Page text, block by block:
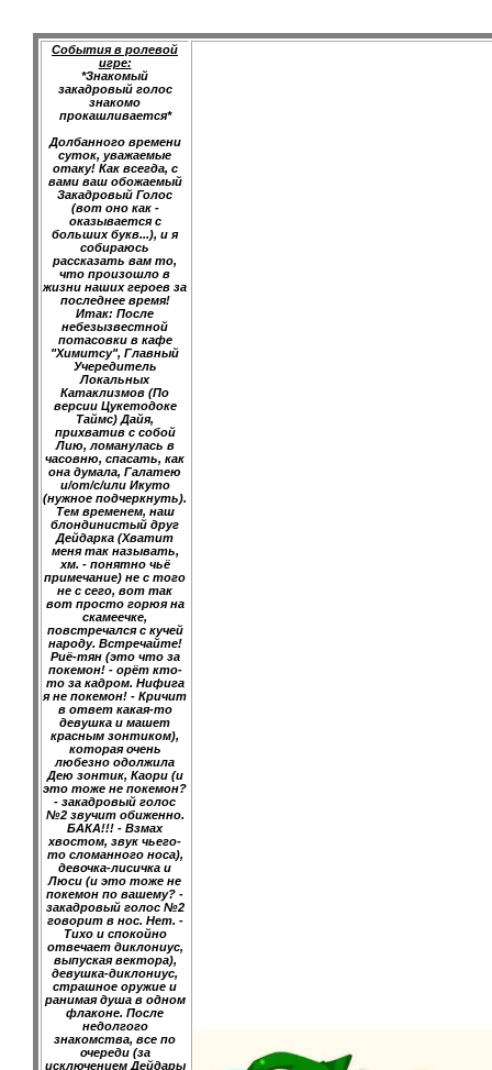
События в ролевой
игре:
*Знакомый
закадровый голос
знакомо
прокашливается*
Долбанного времени
суток, уважаемые
отаку! Как всегда, с
вами ваш обожаемый
Закадровый Голос
(вот оно как -
оказывается с
больших букв...), и я
собираюсь
рассказать вам то,
что произошло в
жизни наших героев за
последнее время!
Итак: После
небезызвестной
потасовки в кафе
"Химитсу", Главный
Учередитель
Локальных
Катаклизмов (По
версии Цукетодоке
Таймс) Дайя,
прихватив с собой
Лию, ломанулась в
часовню, спасать, как
она думала, Галатею
и/от/с/или Икуто
(нужное подчеркнуть).
Тем временем, наш
блондинистый друг
Дейдарка (Хватит
меня так называть,
хм. - понятно чьё
примечание) не с того
не с сего, вот так
вот просто горюя на
скамеечке,
повстречался с кучей
народу. Встречайте!
Риё-тян (это что за
покемон! - орёт кто-
то за кадром. Нифига
я не покемон! - Кричит
в ответ какая-то
девушка и машет
красным зонтиком),
которая очень
любезно одолжила
Дею зонтик, Каори (и
это тоже не покемон?
- закадровый голос
№2 звучит обиженно.
БАКА!!! - Взмах
хвостом, звук чьего-
то сломанного носа),
девочка-лисичка и
Люси (и это тоже не
покемон по вашему? -
закадровый голос №2
говорит в нос. Нет. -
Тихо и спокойно
отвечает диклониус,
выпуская вектора),
девушка-диклониус,
страшное оружие и
ранимая душа в одном
флаконе. После
недолгого
знакомства, все по
очереди (за
исключением Дейдары